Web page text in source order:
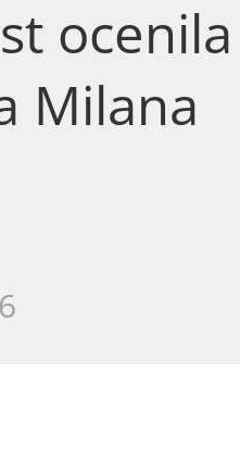
ocenila
Milana